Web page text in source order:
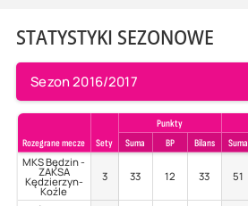
STATYSTYKI SEZONOWE
Sezon 2016/2017
Rozegrane mecze Sety
Punkty
Suma
BP Bilans Suma
MKS Będzin -
ZAKSA
Kędzierzyn-
Koźle
3 33 12 33 51